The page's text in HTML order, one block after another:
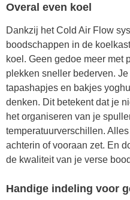
Overal even koel
Dankzij het Cold Air Flow
boodschappen in de
koel. Geen gedoe meer met
plekken sneller bederven.
tapashapjes en bakjes
denken. Dit betekent dat je
het organiseren van je
temperatuurverschillen.
achterin of vooraan zet. En
de kwaliteit van je verse
Handige indeling voor